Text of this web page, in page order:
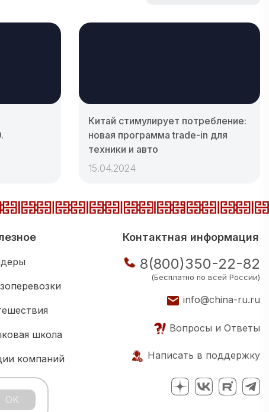
Китай стимулирует потребление:
новая программа trade-in для
техники и авто
15.04.2024
школа
компаний
клуб
Контактная информация
8(800)350-22-82
(Бесплатно по всей России)
info@china-ru.ru
Вопросы и Ответы
Написать в поддержку
OK